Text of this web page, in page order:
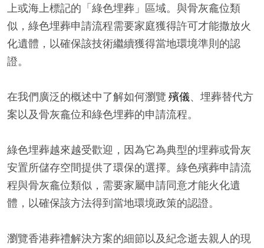
上或海上標記的「綠色埋葬」區域。與骨灰龕位類
似，綠色埋葬申請流程需要家庭獲得許可才能撒放火
化遺體，以確保該技術繼續獲得當地環境準則的認
證。
在我們廣泛的概述中了解如何瀏覽 殯儀、埋葬替代方
案以及骨灰龕位和綠色埋葬的申請流程。
綠色埋葬越來越受歡迎，因為它為典型的埋葬或骨灰
安置所儲存空間提供了環保的選擇。綠色殯葬申請流
程與骨灰龕位類似，需要家屬申請同意才能火化遺
體，以確保該方法得到當地環境政策的認證。
瀏覽香港葬禮解決方案的細節以及紀念逝去親人的現